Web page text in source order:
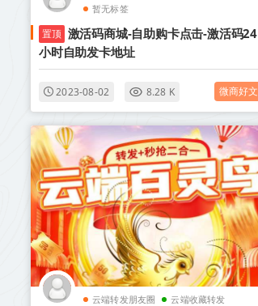
暂无标签
置顶 激活码商城-自助购卡点击-激活码24
小时自助发卡地址
2023-08-02 8.28 K 微商好文
云端转发朋友圈 云端收藏转发